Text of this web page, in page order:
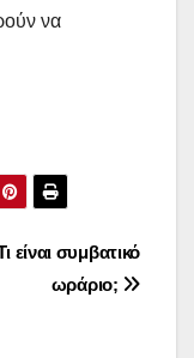
να
είναι συμβατικό
ωράριο;